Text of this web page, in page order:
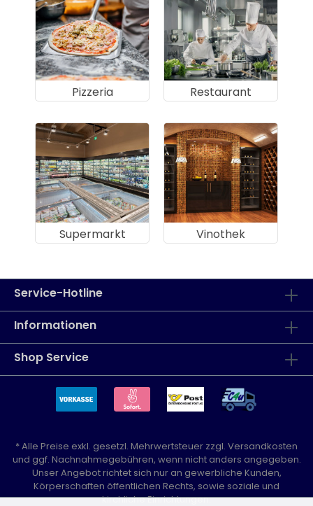
Pizzeria Restaurant
Supermarkt Vinothek
Service-Hotline
Informationen
Shop Service
* Alle Preise exkl. gesetzl. Mehrwertsteuer zzgl. Versandkosten
und ggf. Nachnahmegebühren, wenn nicht anders angegeben.
Unser Angebot richtet sich nur an gewerbliche Kunden,
Körperschaften öffentlichen Rechts, sowie soziale und
kirchliche Einrichtungen.